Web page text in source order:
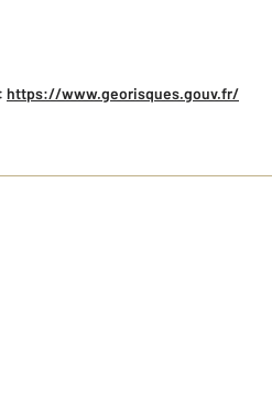
https://www.georisques.gouv.fr/